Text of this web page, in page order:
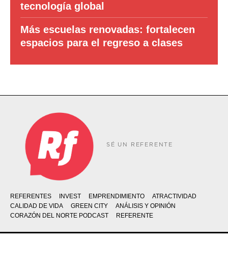
tecnología global
Más escuelas renovadas: fortalecen
espacios para el regreso a clases
SÉ UN REFERENTE
REFERENTES INVEST EMPRENDIMIENTO
ATRACTIVIDAD
CALIDAD DE VIDA
GREEN CITY
ANÁLISIS Y OPINIÓN
CORAZÓN DEL NORTE PODCAST
REFERENTE